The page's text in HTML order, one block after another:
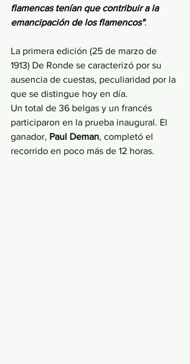
flamencas tenían que contribuir a la
emancipación de los flamencos".
La primera edición (25 de marzo de
1913) De Ronde se caracterizó por su
ausencia de cuestas, peculiaridad por la
que se distingue hoy en día.
Un total de 36 belgas y un francés
participaron en la prueba inaugural. El
ganador, Paul Deman, completó el
recorrido en poco más de 12 horas.